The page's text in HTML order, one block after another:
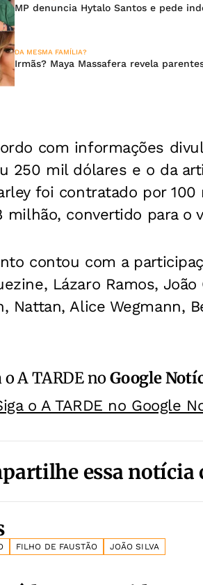
MP denuncia Hytalo Santos e pede
DA MESMA FAMÍLIA?
Irmãs? Maya Massafera revela
com informações
250 mil dólares e o da
foi contratado por
milhão, convertido para o
contou com a
Lázaro Ramos,
Nattan, Alice Wegmann,
o A TARDE noGoogle
o A TARDE no Google
essa notícia
FILHO DE FAUSTÃO JOÃO SILVA